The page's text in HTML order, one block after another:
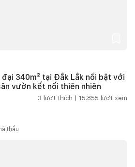
đại 340m² tại Đắk Lắk nổi bật với
vườn kết nối thiên nhiên
3 lượt thích | 15.855 lượt xem
thầu